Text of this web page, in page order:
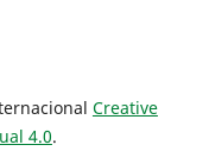
Creative
4.0.